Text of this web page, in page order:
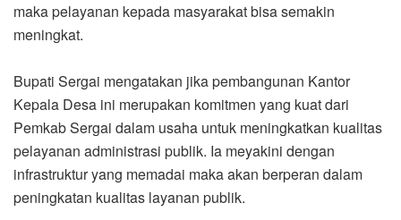
maka pelayanan kepada masyarakat bisa semakin
meningkat.
Bupati Sergai mengatakan jika pembangunan Kantor
Kepala Desa ini merupakan komitmen yang kuat dari
Pemkab Sergai dalam usaha untuk meningkatkan kualitas
pelayanan administrasi publik. Ia meyakini dengan
infrastruktur yang memadai maka akan berperan dalam
peningkatan kualitas layanan publik.